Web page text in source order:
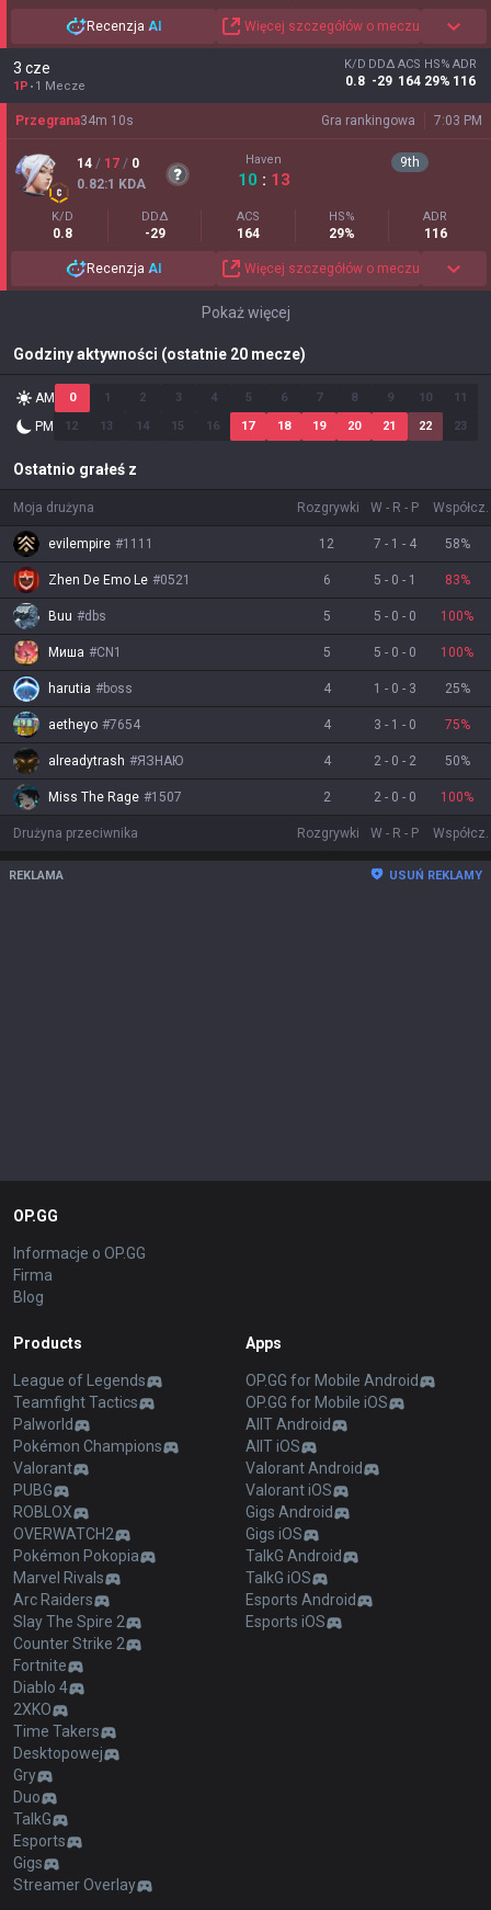
Recenzja AI Więcej szczegółów o meczu
3 cze
1P 1 Mecze
K/D
0.8
DDΔ
-29
ACS
164
HS%
29%
ADR
116
Gra rankingowa 7:03 PM
Przegrana34m 10s
14 / 17 / 0
0.82:1 KDA
Haven
10 : 13
9th
K/D
0.8
DDΔ
-29
ACS
164
HS%
29%
ADR
116
Recenzja AI Więcej szczegółów o meczu
Pokaż więcej
Godziny aktywności (ostatnie 20 mecze)
AM 0 1 2 3 4 5 6 7 8 9 10 11
PM 12 13 14 15 16 17 18 19 20 21 22 23
Ostatnio grałeś z
Moja drużyna Rozgrywki W - R - P
evilempire #1111 12 7 - 1 - 4 58%
Zhen De Emo Le #0521 6 5 - 0 - 1 83%
Buu #dbs 5 5 - 0 - 0 100%
Миша #CN1 5 5 - 0 - 0 100%
harutia #boss 4 1 - 0 - 3 25%
aetheyo #7654 4 3 - 1 - 0 75%
alreadytrash #ЯЗНАЮ 4 2 - 0 - 2 50%
Miss The Rage #1507 2 2 - 0 - 0 100%
Drużyna przeciwnika Rozgrywki W - R - P
REKLAMA USUŃ REKLAMY
OP.GG
Informacje o OP.GG
Firma
Blog
Products
League of Legends
Teamfight Tactics
Palworld
Pokémon Champions
Valorant
PUBG
ROBLOX
OVERWATCH2
Pokémon Pokopia
Marvel Rivals
Arc Raiders
Slay The Spire 2
Counter Strike 2
Fortnite
Diablo 4
2XKO
Time Takers
Desktopowej
Gry
Duo
TalkG
Esports
Gigs
Streamer Overlay
Apps
OP.GG for Mobile Android
OP.GG for Mobile iOS
AllT Android
AllT iOS
Valorant Android
Valorant iOS
Gigs Android
Gigs iOS
TalkG Android
TalkG iOS
Esports Android
Esports iOS